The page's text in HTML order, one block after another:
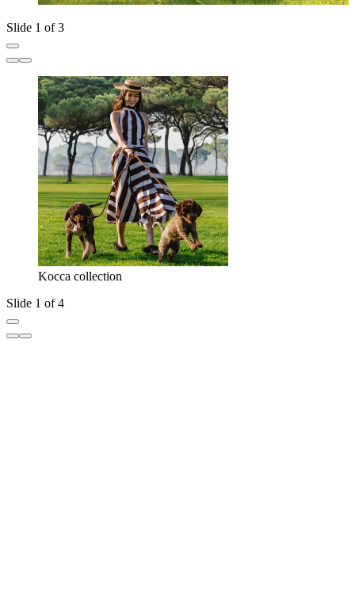
Slide 1 of 3
Kocca collection
Slide 1 of 4